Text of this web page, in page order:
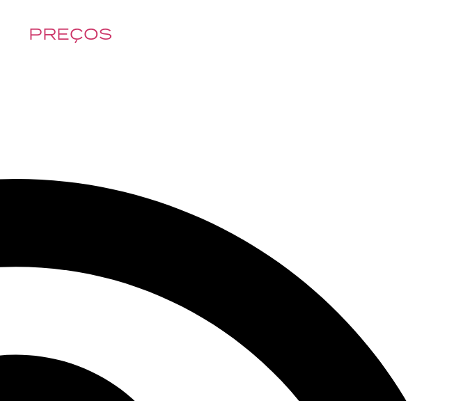
PREÇOS